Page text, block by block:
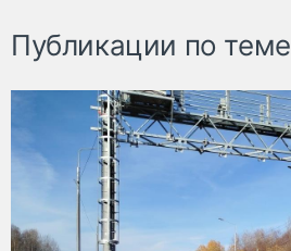
Публикации по теме